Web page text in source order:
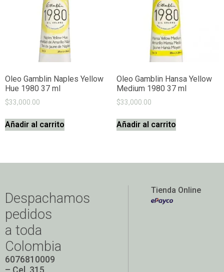
Oleo Gamblin Naples Yellow
Hue 1980 37 ml
$33,000.00
Añadir al carrito
Oleo Gamblin Hansa Yellow
Medium 1980 37 ml
$33,000.00
Añadir al carrito
Despachamos
pedidos
a toda
Colombia
6076810009
– Cel. 315
Tienda Online